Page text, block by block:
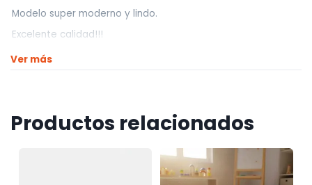
Modelo super moderno y lindo.
Excelente calidad!!!
————————————
Envíos Flex en el día.
Ver más
Productos relacionados